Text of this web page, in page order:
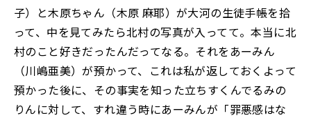
子）と木原ちゃん（木原 麻耶）が大河の生徒手帳を拾
って、中を見てみたら北村の写真が入ってて。本当に北
村のこと好きだったんだってなる。それをあーみん
（川嶋亜美）が預かって、これは私が返しておくよって
預かった後に、その事実を知った立ちすくんでるみの
りんに対して、すれ違う時にあーみんが「罪悪感はな